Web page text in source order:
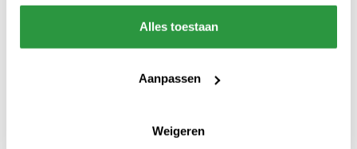
Alles toestaan
Aanpassen
Weigeren
Skate in juli en
Oranje boven
Hier kijk je het WK
voetbal op
Rotterdam